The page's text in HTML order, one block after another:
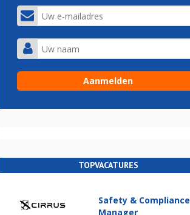
TOPVACATURES
Safety & Compliance
Manager